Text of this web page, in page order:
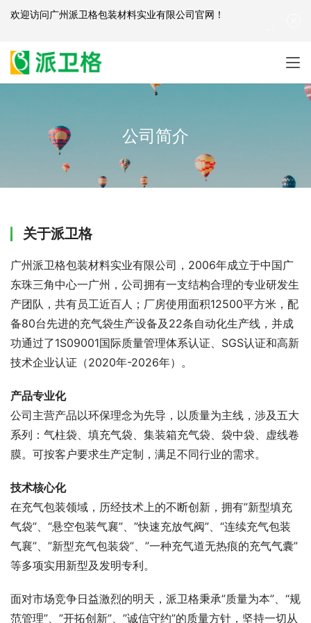
公司简介
关于派卫格
广州派卫格包装材料实业有限公司，2006年成立于中国广
东珠三角中心一广州，公司拥有一支结构合理的专业研发生
产团队，共有员工近百人；厂房使用面积12500平方米，配
备80台先进的充气袋生产设备及22条自动化生产线，并成
功通过了1S09001国际质量管理体系认证、SGS认证和高新
技术企业认证（2020年-2026年）。
产品专业化
公司主营产品以环保理念为先导，以质量为主线，涉及五大
系列：气柱袋、填充气袋、集装箱充气袋、袋中袋、虚线卷
膜。可按客户要求生产定制，满足不同行业的需求。
技术核心化
在充气包装领域，历经技术上的不断创新，拥有”新型填充
气袋”、“悬空包装气襄”、”快速充放气阀”、“连续充气包装
气襄”、”新型充气包装袋”、”一种充气道无热痕的充气气囊”
等多项实用新型及发明专利。
面对市场竞争日益激烈的明天，派卫格秉承”质量为本”、“规
范管理”、”开拓创新”、”诚信守约”的质量方针，坚持一切从
欢迎访问广州派卫格包装材料实业有限公司官网 ！